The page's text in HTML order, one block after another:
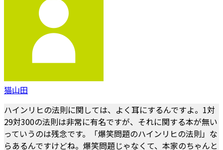
猫山田
ハインリヒの法則に関しては、よく耳にするんですよ。1対
29対300の法則は非常に有名ですが、それに関する本が無い
っていうのは残念です。「爆笑問題のハインリヒの法則」な
らあるんですけどね。爆笑問題じゃなくて、本家のちゃんと